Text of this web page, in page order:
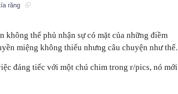
răng
không thể phủ nhận sự có mặt của những điềm
miệng không thiếu nhưng câu chuyện như thế.
đáng tiếc với một chú chim trong r/pics, nó mới